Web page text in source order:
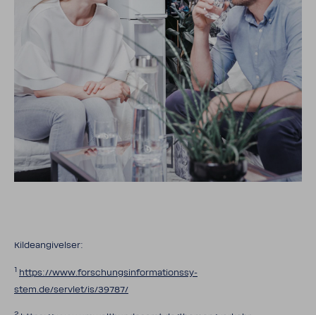
Kilde­an­gi­velser:
1 https://www.forschungs­in­for­ma­tions­sy­
stem.de/servlet/is/39787/